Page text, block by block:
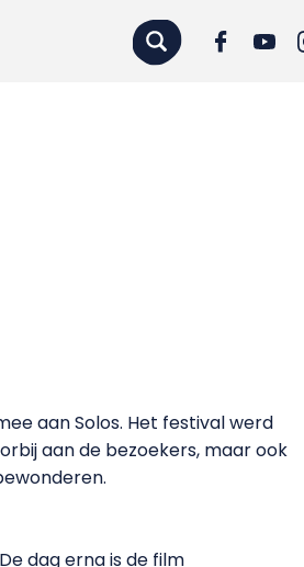
aan Solos. Het festival werd
aan de bezoekers, maar ook
dag erna is de film